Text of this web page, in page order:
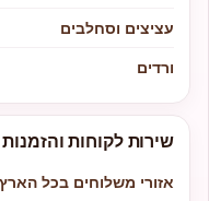
עציצים וסחלבים
ורדים
שירות לקוחות והזמנות
אזורי משלוחים בכל הארץ